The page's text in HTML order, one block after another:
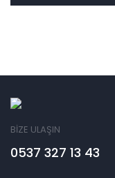
BİZE ULAŞIN
0537 327 13 43